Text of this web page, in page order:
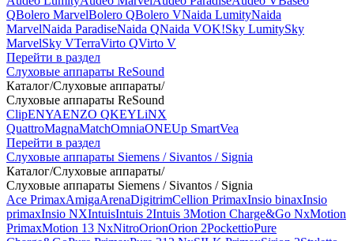
QBolero MarvelBolero QBolero VNaida LumityNaida
MarvelNaida ParadiseNaida QNaida VOK!Sky LumitySky
MarvelSky VTerraVirto QVirto V
Перейти в раздел
Слуховые аппараты ReSound
Каталог/Слуховые аппараты/
Слуховые аппараты ReSound
ClipENYAENZO QKEYLiNX
QuattroMagnaMatchOmniaONEUp SmartVea
Перейти в раздел
Слуховые аппараты Siemens / Sivantos / Signia
Каталог/Слуховые аппараты/
Слуховые аппараты Siemens / Sivantos / Signia
Ace PrimaxAmigaArenaDigitrimCellion PrimaxInsio binaxInsio
primaxInsio NXIntuisIntuis 2Intuis 3Motion Charge&Go NxMotion
PrimaxMotion 13 NxNitroOrionOrion 2PockettioPure